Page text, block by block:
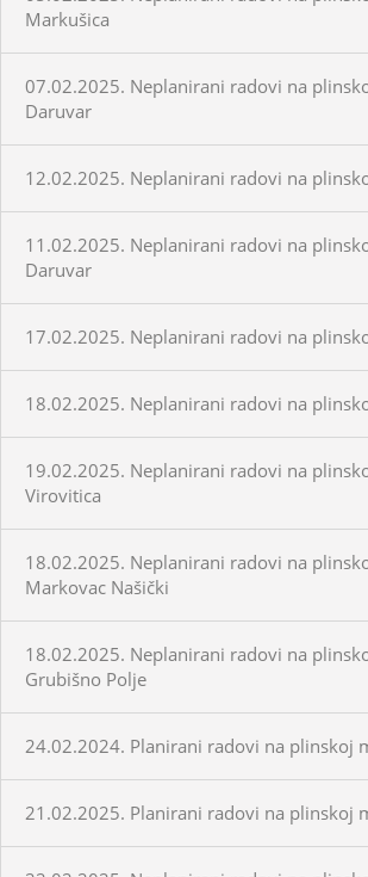
Markušica
07.02.2025. Neplanirani radovi na
Daruvar
12.02.2025. Neplanirani radovi na
11.02.2025. Neplanirani radovi na
Daruvar
17.02.2025. Neplanirani radovi na
18.02.2025. Neplanirani radovi na
19.02.2025. Neplanirani radovi na
Virovitica
18.02.2025. Neplanirani radovi na
Markovac Našički
18.02.2025. Neplanirani radovi na
Grubišno Polje
24.02.2024. Planirani radovi na plinskoj
21.02.2025. Planirani radovi na plinskoj